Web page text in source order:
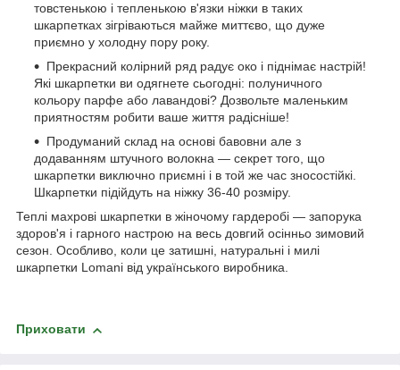
товстенькою і тепленькою в'язки ніжки в таких
шкарпетках зігріваються майже миттєво, що дуже
приємно у холодну пору року.
Прекрасний колірний ряд радує око і піднімає настрій!
Які шкарпетки ви одягнете сьогодні: полуничного
кольору парфе або лавандові? Дозвольте маленьким
приятностям робити ваше життя радісніше!
Продуманий склад на основі бавовни але з
додаванням штучного волокна ― секрет того, що
шкарпетки виключно приємні і в той же час зносостійкі.
Шкарпетки підійдуть на ніжку 36-40 розміру.
Теплі махрові шкарпетки в жіночому гардеробі ― запорука
здоров'я і гарного настрою на весь довгий осінньо зимовий
сезон. Особливо, коли це затишні, натуральні і милі
шкарпетки Lomani від українського виробника.
Приховати